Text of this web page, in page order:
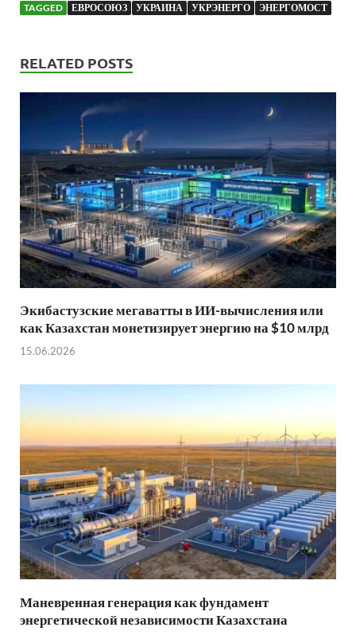
TAGGED ЕВРОСОЮЗ УКРАИНА УКРЭНЕРГО ЭНЕРГОМОСТ
RELATED POSTS
Экибастузские мегаватты в ИИ-вычисления или
как Казахстан монетизирует энергию на $10 млрд
15.06.2026
Маневренная генерация как фундамент
энергетической независимости Казахстана